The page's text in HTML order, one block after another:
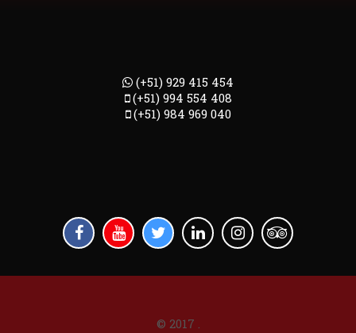
(+51) 929 415 454
(+51) 994 554 408
(+51) 984 969 040
© 2017 .